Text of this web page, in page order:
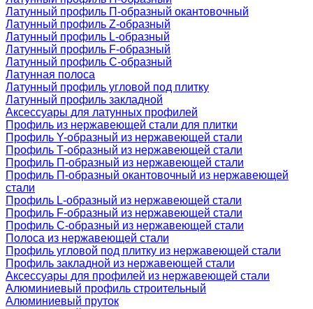
Латунный профиль П-образный окантовочный
Латунный профиль Z-образный
Латунный профиль L-образный
Латунный профиль F-образный
Латунный профиль C-образный
Латунная полоса
Латунный профиль угловой под плитку
Латунный профиль закладной
Аксессуары для латунных профилей
Профиль из нержавеющей стали для плитки
Профиль Y-образный из нержавеющей стали
Профиль Т-образный из нержавеющей стали
Профиль П-образный из нержавеющей стали
Профиль П-образный окантовочный из нержавеющей
стали
Профиль L-образный из нержавеющей стали
Профиль F-образный из нержавеющей стали
Профиль C-образный из нержавеющей стали
Полоса из нержавеющей стали
Профиль угловой под плитку из нержавеющей стали
Профиль закладной из нержавеющей стали
Аксессуары для профилей из нержавеющей стали
Алюминиевый профиль строительный
Алюминиевый пруток